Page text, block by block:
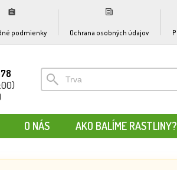
podmienky Ochrana osobných údajov
O NÁS AKO BALÍME RASTLINY?